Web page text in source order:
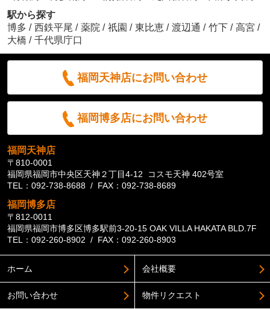
駅から探す
博多 / 西鉄平尾 / 薬院 / 祇園 / 東比恵 / 渡辺通 / 竹下 / 高宮 /
大橋 / 千代県庁口
福岡天神店にお問い合わせ
福岡博多店にお問い合わせ
福岡天神店
〒810-0001
福岡県福岡市中央区天神２丁目4-12 コスモ天神 402号室
TEL：092-738-8688 / FAX：092-738-8689
福岡博多店
〒812-0011
福岡県福岡市博多区博多駅前3-20-15 OAK VILLA HAKATA BLD.7F
TEL：092-260-8902 / FAX：092-260-8903
ホーム 会社概要
お問い合わせ 物件リクエスト